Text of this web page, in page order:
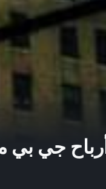
أرباح جي بي